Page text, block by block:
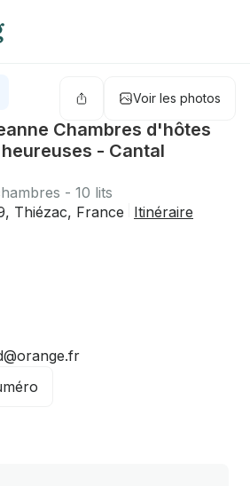
Voir les photos
Chambres d'hôtes
- Cantal
- 10 lits
Thiézac, France
Itinéraire